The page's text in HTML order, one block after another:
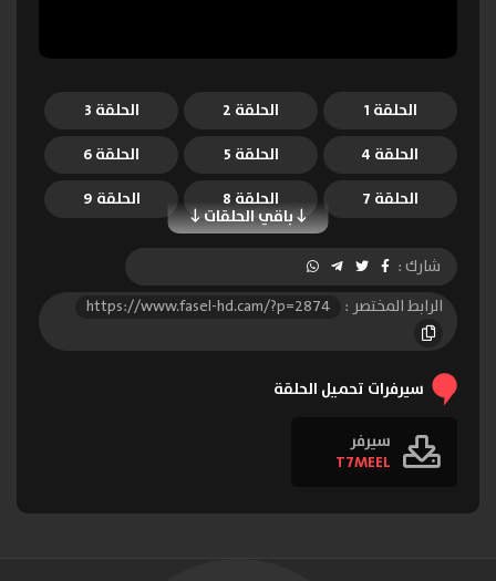
الحلقة 1 الحلقة 2
الحلقة 3
الحلقة 4
الحلقة 5 الحلقة 6
باقي الحلقات
الحلقة 7 الحلقة 8
الحلقة 9
شارك :
الرابط المختصر :
https://www.fasel-hd.cam/?p=2874
سيرفرات تحميل الحلقة
سيرفر
T7MEEL